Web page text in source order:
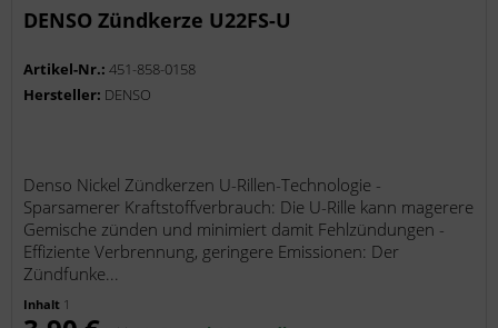
DENSO Zündkerze U22FS-U
Artikel-Nr.:451-858-0158
Hersteller: DENSO
Denso Nickel Zündkerzen U-Rillen-Technologie -
Sparsamerer Kraftstoffverbrauch: Die U-Rille kann magerere
Gemische zünden und minimiert damit Fehlzündungen -
Effiziente Verbrennung, geringere Emissionen: Der
Zündfunke...
Inhalt 1